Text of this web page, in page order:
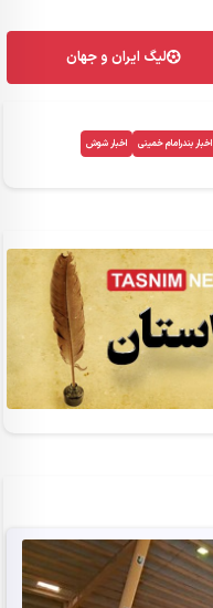
لیگ ایران و جهان
اخبار بندرامام خمینی اخبار شوش